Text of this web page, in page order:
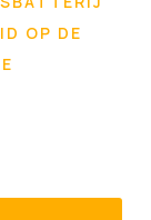
OP DE